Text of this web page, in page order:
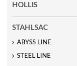
HOLLIS
STAHLSAC
ABYSS LINE
STEEL LINE